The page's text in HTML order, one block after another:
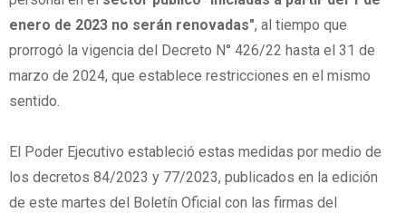
enero de 2023 no serán renovadas", al tiempo que
prorrogó la vigencia del Decreto N° 426/22 hasta el 31 de
marzo de 2024, que establece restricciones en el mismo
sentido.
El Poder Ejecutivo estableció estas medidas por medio de
los decretos 84/2023 y 77/2023, publicados en la edición
de este martes del Boletín Oficial con las firmas del